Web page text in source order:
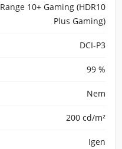
Range 10+ Gaming (HDR10
Plus Gaming)
DCI-P3
99 %
Nem
200 cd/m²
Igen